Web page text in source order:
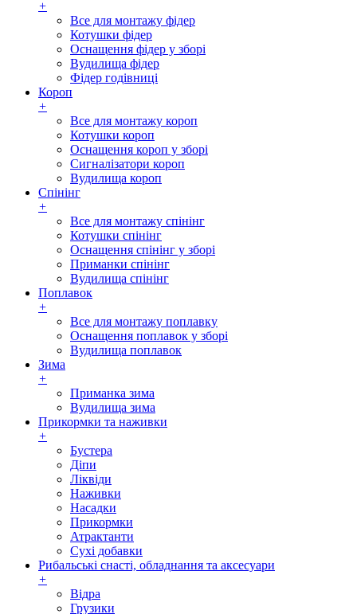
+
Все для монтажу фідер
Котушки фідер
Оснащення фідер у зборі
Вудилища фідер
Фідер годівниці
Короп
+
Все для монтажу короп
Котушки короп
Оснащення короп у зборі
Сигналізатори короп
Вудилища короп
Спінінг
+
Все для монтажу спінінг
Котушки спінінг
Оснащення спінінг у зборі
Приманки спінінг
Вудилища спінінг
Поплавок
+
Все для монтажу поплавку
Оснащення поплавок у зборі
Вудилища поплавок
Зима
+
Приманка зима
Вудилища зима
Прикормки та наживки
+
Бустера
Діпи
Ліквіди
Наживки
Насадки
Прикормки
Атрактанти
Сухі добавки
Рибальські снасті, обладнання та аксесуари
+
Відра
Грузики